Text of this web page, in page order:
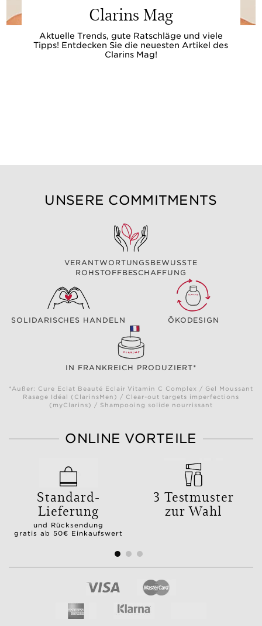
Clarins Mag
Aktuelle Trends, gute Ratschläge und viele
Tipps! Entdecken Sie die neuesten Artikel des
Clarins Mag!
UNSERE COMMITMENTS
VERANTWORTUNGSBEWUSSTE
ROHSTOFFBESCHAFFUNG
SOLIDARISCHES HANDELN ÖKODESIGN
IN FRANKREICH PRODUZIERT*
*Außer: Cure Eclat Beauté Eclair Vitamin C Complex / Gel Moussant
Rasage Idéal (ClarinsMen) / Clear-out targets imperfections
(myClarins) / Shampooing solide nourrissant
ONLINE VORTEILE
Standard-
Lieferung
und Rücksendung
gratis ab 50€ Einkaufswert
3 Testmuster
zur Wahl